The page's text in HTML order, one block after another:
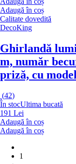
Adaugă în coș
Calitate dovedită
DecoKing
Ghirlandă
m, număr
priză, cu
(42)
În stocUltima bucată
191 Lei
Adaugă în coș
Adaugă în coș
1